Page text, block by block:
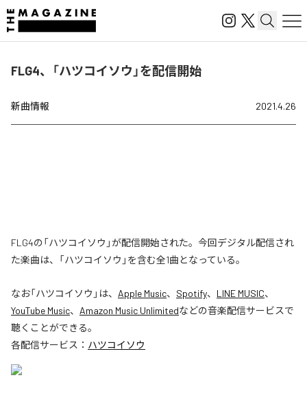
FLG4、「ハツコイソウ」を配信開始
新曲情報 2021.4.26
FLG4の「ハツコイソウ」が配信開始された。今回デジタル配信され
た楽曲は、「ハツコイソウ」を含む全1曲となっている。
なお「ハツコイソウ 」は、 Apple Music、 Spotify、 LINE MUSIC、
YouTube Music、 Amazon Music Unlimitedなどの音楽配信サービスで
聴くことができる。
各配信サービス： ハツコイソウ